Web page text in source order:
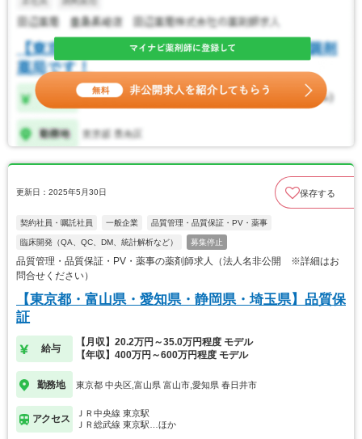
更新日：2025年5月30日 保存する
契約社員・嘱託社員 一般企業 品質管理・品質保証・PV・薬事
臨床開発（QA、QC、DM、統計解析など） 募集停止
品質管理・品質保証・PV・薬事の薬剤師求人（法人名非公開 ※詳細はお
問合せください）
【東京都・富山県・愛知県・静岡県・埼玉県】品質保
証
給与
【月収】20.2万円～35.0万円程度 モデル
【年収】400万円～600万円程度 モデル
勤務地 東京都 中央区,富山県 富山市,愛知県 春日井市
アクセス
ＪＲ中央線 東京駅
ＪＲ総武線 東京駅…ほか